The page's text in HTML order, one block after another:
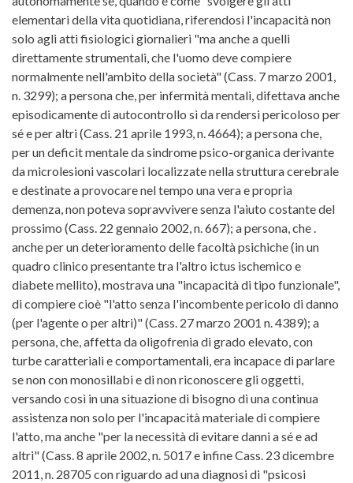
elementari della vita quotidiana, riferendosi l'incapacità non
solo agli atti fisiologici giornalieri "ma anche a quelli
direttamente strumentali, che l'uomo deve compiere
normalmente nell'ambito della società" (Cass. 7 marzo 2001,
n. 3299); a persona che, per infermità mentali, difettava anche
episodicamente di autocontrollo sì da rendersi pericoloso per
sé e per altri (Cass. 21 aprile 1993, n. 4664); a persona che,
per un deficit mentale da sindrome psico-organica derivante
da microlesioni vascolari localizzate nella struttura cerebrale
e destinate a provocare nel tempo una vera e propria
demenza, non poteva sopravvivere senza l'aiuto costante del
prossimo (Cass. 22 gennaio 2002, n. 667); a persona, che .
anche per un deterioramento delle facoltà psichiche (in un
quadro clinico presentante tra l'altro ictus ischemico e
diabete mellito), mostrava una "incapacità di tipo funzionale",
di compiere cioè "l'atto senza l'incombente pericolo di danno
(per l'agente o per altri)" (Cass. 27 marzo 2001 n. 4389); a
persona, che, affetta da oligofrenia di grado elevato, con
turbe caratteriali e comportamentali, era incapace di parlare
se non con monosillabi e di non riconoscere gli oggetti,
versando così in una situazione di bisogno di una continua
assistenza non solo per l'incapacità materiale di compiere
l'atto, ma anche "per la necessità di evitare danni a sé e ad
altri" (Cass. 8 aprile 2002, n. 5017 e infine Cass. 23 dicembre
2011, n. 28705 con riguardo ad una diagnosi di "psicosi